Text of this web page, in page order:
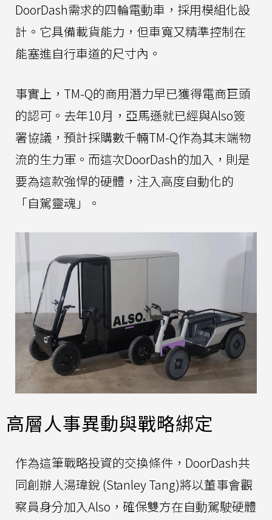
DoorDash需求的四輪電動車，採用模組化設
計。它具備載貨能力，但車寬又精準控制在
能塞進自行車道的尺寸內。
事實上，TM-Q的商用潛力早已獲得電商巨頭
的認可。去年10月，亞馬遜就已經與Also簽
署協議，預計採購數千輛TM-Q作為其末端物
流的生力軍。而這次DoorDash的加入，則是
要為這款強悍的硬體，注入高度自動化的
「自駕靈魂」。
高層人事異動與戰略綁定
作為這筆戰略投資的交換條件，DoorDash共
同創辦人湯瑋銳 (Stanley Tang)將以董事會觀
察員身分加入Also，確保雙方在自動駕駛硬體